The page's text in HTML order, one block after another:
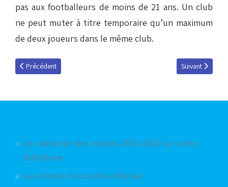
pas aux footballeurs de moins de 21 ans. Un club
ne peut muter à titre temporaire qu’un maximum
de deux joueurs dans le même club.
Article précédent : Mercato estival 2025-2026
Précédent Article suivant :
Suivant
Le calendrier des matchs 2020-2021 sur votre
téléphone
Les chants du kop de la Meinau